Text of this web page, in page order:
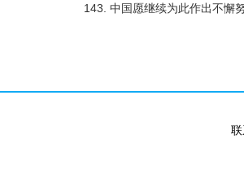
143. 中国愿继续为此作出不懈努